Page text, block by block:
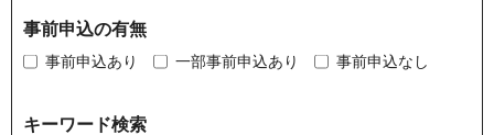
事前申込の有無
事前申込あり 一部事前申込あり 事前申込なし
キーワード検索